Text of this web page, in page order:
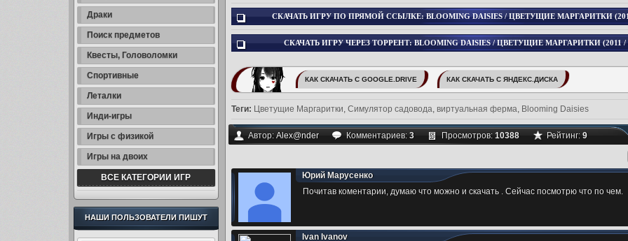
СКАЧАТЬ ИГРУ ПО ПРЯМОЙ ССЫЛКЕ: BLOOMING DAISIES / ЦВЕТУЩИЕ МАРГАРИТКИ
СКАЧАТЬ ИГРУ ЧЕРЕЗ ТОРРЕНТ: BLOOMING DAISIES / ЦВЕТУЩИЕ МАРГАРИТКИ (2011 /
КАК СКАЧАТЬ С GOOGLE.DRIVE КАК СКАЧАТЬ С ЯНДЕКС.ДИСКА
Теги: Цветущие Маргаритки, Симулятор садовода, виртуальная ферма, Blooming Daisies
Автор: Alex@nder Комментариев: 3 Просмотров: 10388 Рейтинг: 9
Юрий Марусенко
Почитав коментарии, думаю что можно и скачать . Сейчас посмотрю что по чем.
Ivan Ivanov
Драки
Поиск предметов
Квесты, Головоломки
Спортивные
Леталки
Инди-игры
Игры с физикой
Игры на двоих
ВСЕ КАТЕГОРИИ ИГР
НАШИ ПОЛЬЗОВАТЕЛИ ПИШУТ